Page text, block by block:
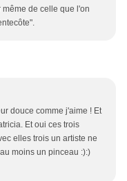
de celle que l'on
douce comme j'aime ! Et
Et oui ces trois
elles trois un artiste ne
moins un pinceau :):)